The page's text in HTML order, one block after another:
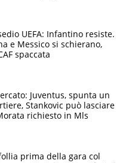
UEFA: Infantino resiste.
e Messico si schierano,
spaccata
Juventus, spunta un
Stankovic può lasciare
richiesto in Mls
prima della gara col